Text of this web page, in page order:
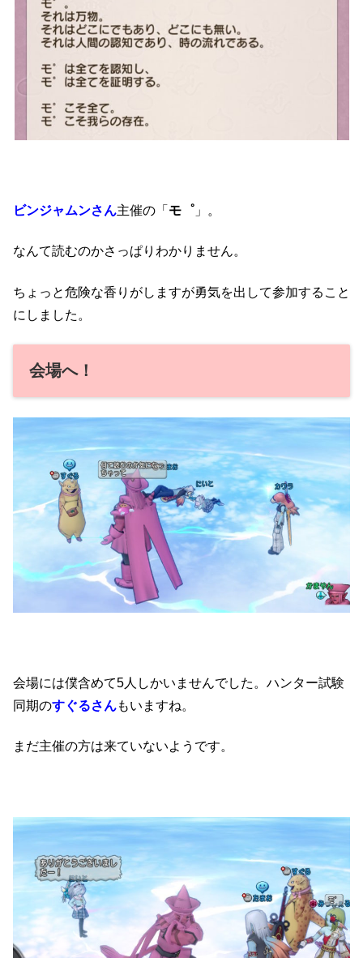
ビンジャムンさん主催の「 モ゜ 」。
なんて読むのかさっぱりわかりません。
ちょっと危険な香りがしますが勇気を出して参加すること
にしました。
会場へ！
会場には僕含めて5人しかいませんでした。 ハンター試験
同期のすぐるさんもいますね。
まだ主催の方は来ていないようです。